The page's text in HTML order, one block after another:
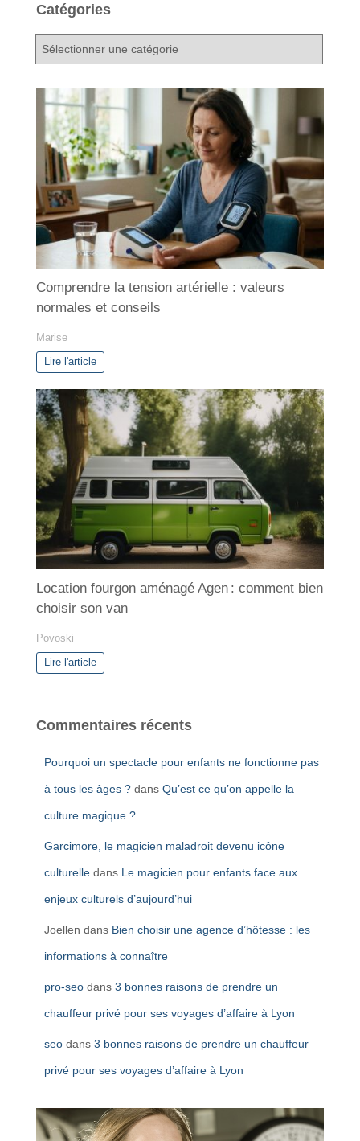
Catégories
t
e
s
Comprendre la tension artérielle : valeurs
normales et conseils
Marise
Lire l'article
Location fourgon aménagé Agen : comment bien
choisir son van
Povoski
Lire l'article
Commentaires récents
Pourquoi un spectacle pour enfants ne fonctionne pas
à tous les âges ? dans Qu’est ce qu’on appelle la
culture magique ?
Garcimore, le magicien maladroit devenu icône
culturelle dans Le magicien pour enfants face aux
enjeux culturels d’aujourd’hui
Joellen dans Bien choisir une agence d’hôtesse : les
informations à connaître
pro-seo dans 3 bonnes raisons de prendre un
chauffeur privé pour ses voyages d’affaire à Lyon
seo dans 3 bonnes raisons de prendre un chauffeur
privé pour ses voyages d’affaire à Lyon